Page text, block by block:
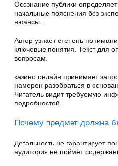
Осознание публики
начальные пояснения без
нюансы.
Автор узнаёт степень
ключевые понятия. Текст для
вопросам.
казино онлайн принимает
намерен разобраться в
Читатель видит требуемую
подробностей.
Почему предмет должна
Детальность не гарантирует
аудитория не поймёт